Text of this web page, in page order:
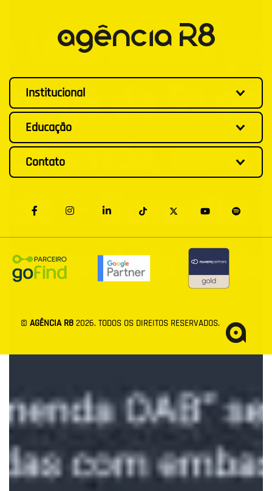
Institucional
Educação
Contato
© AGÊNCIA R8 2026. TODOS OS DIREITOS RESERVADOS.